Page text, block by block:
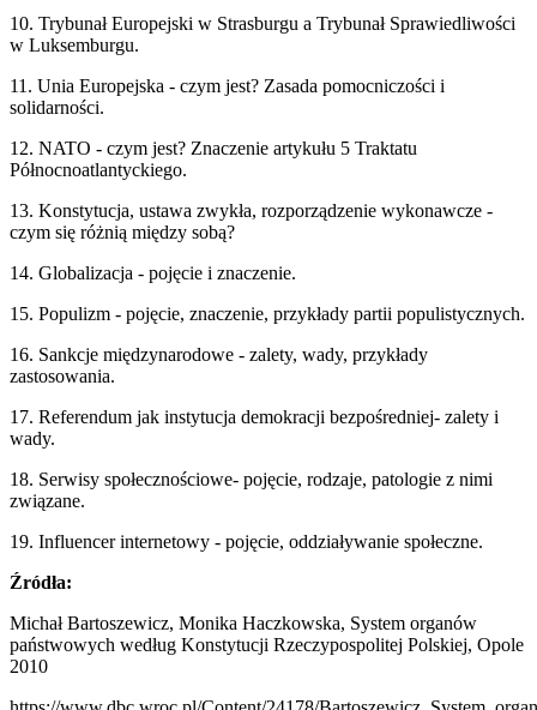
10. Trybunał Europejski w Strasburgu a Trybunał Sprawiedliwości
w Luksemburgu.
11. Unia Europejska - czym jest? Zasada pomocniczości i
solidarności.
12. NATO - czym jest? Znaczenie artykułu 5 Traktatu
Północnoatlantyckiego.
13. Konstytucja, ustawa zwykła, rozporządzenie wykonawcze -
czym się różnią między sobą?
14. Globalizacja - pojęcie i znaczenie.
15. Populizm - pojęcie, znaczenie, przykłady partii populistycznych.
16. Sankcje międzynarodowe - zalety, wady, przykłady
zastosowania.
17. Referendum jak instytucja demokracji bezpośredniej- zalety i
wady.
18. Serwisy społecznościowe- pojęcie, rodzaje, patologie z nimi
związane.
19. Influencer internetowy - pojęcie, oddziaływanie społeczne.
Źródła:
Michał Bartoszewicz, Monika Haczkowska, System organów
państwowych według Konstytucji Rzeczypospolitej Polskiej, Opole
2010